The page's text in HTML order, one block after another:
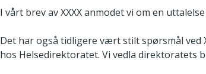
I vårt brev av XXXX anmodet vi om en uttalelse
Det har også tidligere vært stilt spørsmål
hos Helsedirektoratet. Vi vedla direktoratets